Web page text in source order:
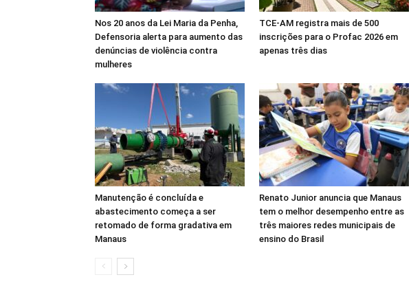
Nos 20 anos da Lei Maria da Penha,
Defensoria alerta para aumento das
denúncias de violência contra
mulheres
TCE-AM registra mais de 500
inscrições para o Profac 2026 em
apenas três dias
Manutenção é concluída e
abastecimento começa a ser
retomado de forma gradativa em
Manaus
Renato Junior anuncia que Manaus
tem o melhor desempenho entre as
três maiores redes municipais de
ensino do Brasil